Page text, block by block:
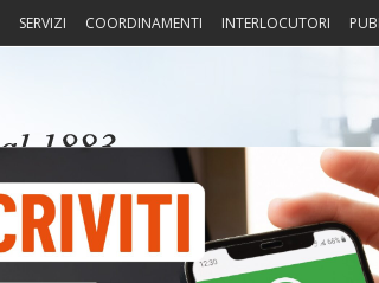
SERVIZI COORDINAMENTI INTERLOCUTORI
Fisco Portierato Intorno alla casa